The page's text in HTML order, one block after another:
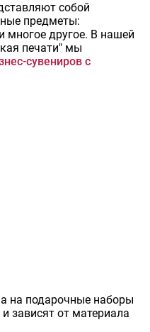
собой
предметы:
многое другое. В нашей
печати" мы
сувениров с
на подарочные наборы
зависят от материала